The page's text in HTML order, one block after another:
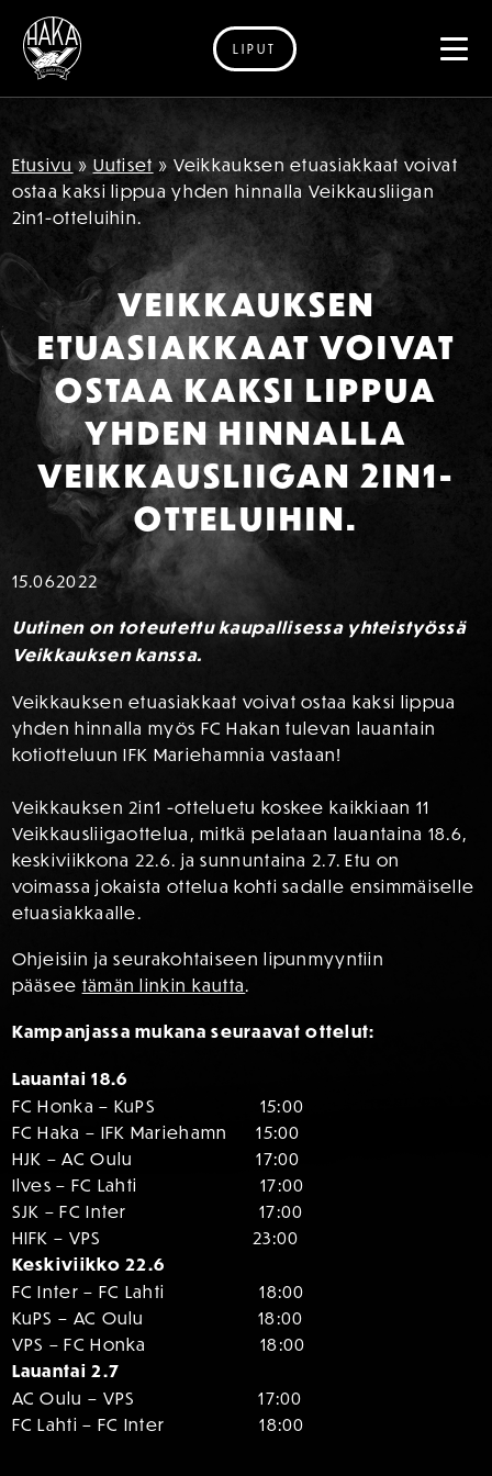
Siirry sisältöön
LIPUT
Etusivu » Uutiset » Veikkauksen etuasiakkaat voivat
ostaa kaksi lippua yhden hinnalla Veikkausliigan
2in1-otteluihin.
VEIKKAUKSEN
ETUASIAKKAAT VOIVAT
OSTAA KAKSI LIPPUA
YHDEN HINNALLA
VEIKKAUSLIIGAN 2IN1-
OTTELUIHIN.
15.062022
Uutinen on toteutettu kaupallisessa yhteistyössä
Veikkauksen kanssa.
Veikkauksen etuasiakkaat voivat ostaa kaksi lippua
yhden hinnalla myös FC Hakan tulevan lauantain
kotiotteluun IFK Mariehamnia vastaan!
Veikkauksen 2in1 -otteluetu koskee kaikkiaan 11
Veikkausliigaottelua, mitkä pelataan lauantaina 18.6,
keskiviikkona 22.6. ja sunnuntaina 2.7. Etu on
voimassa jokaista ottelua kohti sadalle ensimmäiselle
etuasiakkaalle.
Ohjeisiin ja seurakohtaiseen lipunmyyntiin
pääsee tämän linkin kautta.
Kampanjassa mukana seuraavat ottelut:
Lauantai 18.6
FC Honka – KuPS 15:00
FC Haka – IFK Mariehamn 15:00
HJK – AC Oulu 17:00
Ilves – FC Lahti 17:00
SJK – FC Inter 17:00
HIFK – VPS 23:00
Keskiviikko 22.6
FC Inter – FC Lahti 18:00
KuPS – AC Oulu 18:00
VPS – FC Honka 18:00
Lauantai 2.7
AC Oulu – VPS 17:00
FC Lahti – FC Inter 18:00